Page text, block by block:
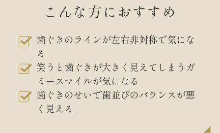
こんな方におすすめ
歯ぐきのラインが左右非対称で気にな
る
笑うと歯ぐきが大きく見えてしまうガ
ミースマイルが気になる
歯ぐきのせいで歯並びのバランスが悪
く見える